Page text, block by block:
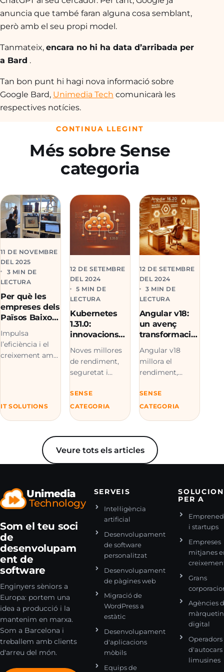
anuncia que també faran alguna cosa semblant,
però amb el seu propi model.
Tanmateix, encara no hi ha data d’arribada per
a Bard .
Tan bon punt hi hagi nova informació sobre
Google Bard, Unimedia Tech comunicarà les
respectives notícies.
CONTINUA LLEGINT
Més sobre Sense
categoria
11 DE NOVEMBRE
DEL 2025
3 MIN DE
LECTURA
Per què les
empreses dels
Països Baixos
aposten pel
desenvolupa
ment de
software
Impulsa
l’eficiència i el
creixement amb
dedicats
d’Unimedia.
IT SOLUTIONS
12 DE SETEMBRE
DEL 2024
5 MIN DE
LECTURA
Kubernetes
1.31.0:
innovacions
estabilitat,
rendiment i
seguretat
Noves millores
de rendiment,
seguretat i
estables de
Kubernetes 1.31.0.
Tot el que
SENSE
CATEGORIA
12 DE SETEMBRE
DEL 2024
3 MIN DE
LECTURA
Angular v18:
un avenç
transformacio
nal en el
desenvolupa
ment web
Angular v18
millora el
rendiment,
Signals per a
estats reactius i
Event Replay,
desenvolupament
web.
SENSE
CATEGORIA
Veure tots els articles
Unimedia
Technology
Som el teu soci
de
desenvolupam
ent de
software
Enginyers sèniors a
Europa: portem una
idea a producció i la
mantenim en marxa.
Som a Barcelona i
treballem amb clients
d'arreu del món.
SERVEIS
Intel·ligència
artificial
Desenvolupament
de software
personalitzat
Desenvolupament
de pàgines web
Migració de
WordPress a
estàtic
Desenvolupament
d'aplicacions
mòbils
Equips de
PER A
i startups
Empreses
mitjanes
Grans
Agències
digital
Operadors
d'autocars
limusines